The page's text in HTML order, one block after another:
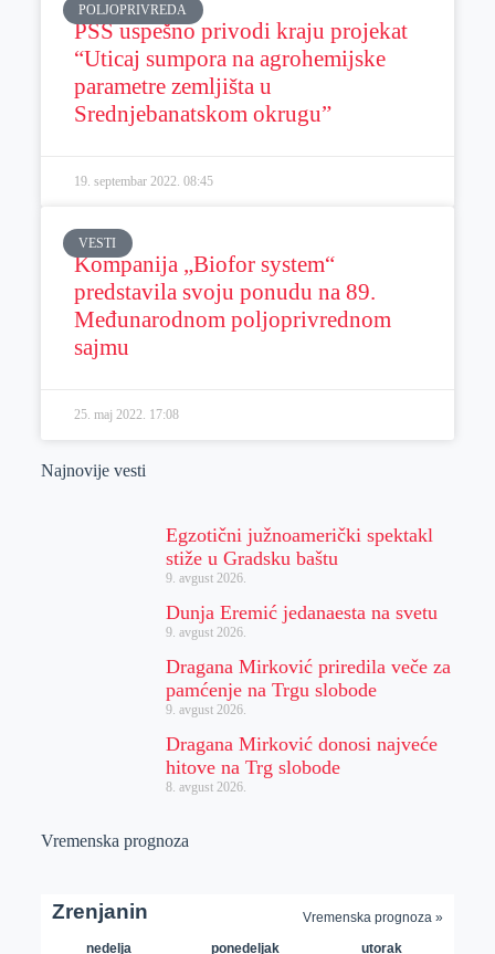
POLJOPRIVREDA
PSS uspešno privodi kraju projekat
“Uticaj sumpora na agrohemijske
parametre zemljišta u
Srednjebanatskom okrugu”
19. septembar 2022. 08:45
VESTI
Kompanija „Biofor system“
predstavila svoju ponudu na 89.
Međunarodnom poljoprivrednom
sajmu
25. maj 2022. 17:08
Najnovije vesti
Egzotični južnoamerički spektakl
stiže u Gradsku baštu
9. avgust 2026.
Dunja Eremić jedanaesta na svetu
9. avgust 2026.
Dragana Mirković priredila veče za
pamćenje na Trgu slobode
9. avgust 2026.
Dragana Mirković donosi najveće
hitove na Trg slobode
8. avgust 2026.
Vremenska prognoza